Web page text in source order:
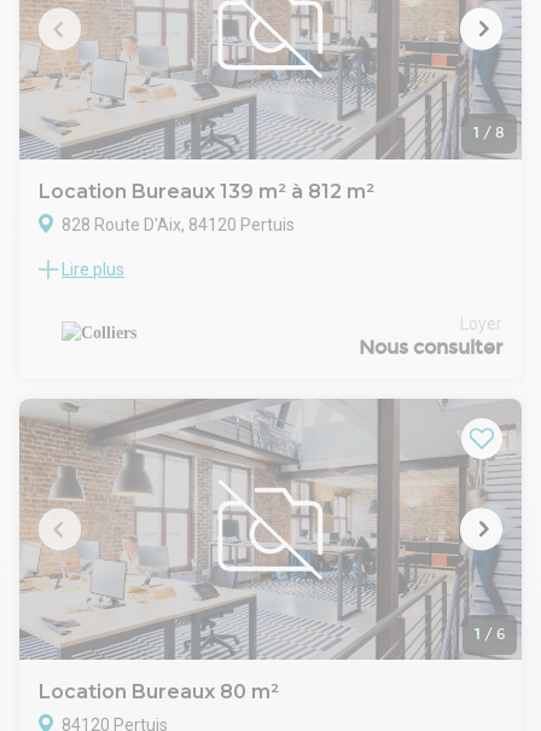
1 / 8
Location Bureaux 139 m² à 812 m²
828 Route D'Aix, 84120 Pertuis
Situé à Pertuis, à proximité des axes autoroutiers, mais
principal de Pertuis, COLLIERS vous propose à la location 4
lots de bureaux d'une surface de 812 m² environ.
Lire plus
Loyer
Nous consulter
1 / 6
Location Bureaux 80 m²
84120 Pertuis